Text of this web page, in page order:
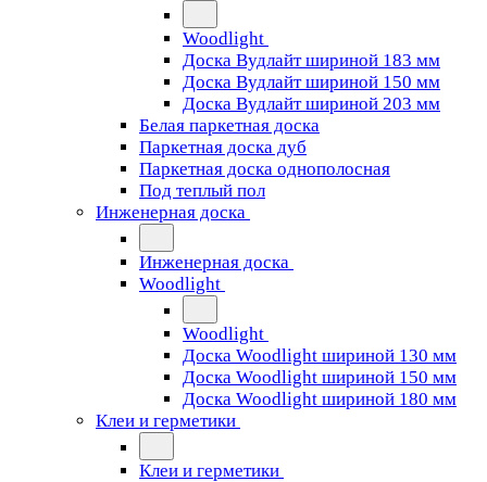
Woodlight
Доска Вудлайт шириной 183 мм
Доска Вудлайт шириной 150 мм
Доска Вудлайт шириной 203 мм
Белая паркетная доска
Паркетная доска дуб
Паркетная доска однополосная
Под теплый пол
Инженерная доска
Инженерная доска
Woodlight
Woodlight
Доска Woodlight шириной 130 мм
Доска Woodlight шириной 150 мм
Доска Woodlight шириной 180 мм
Клеи и герметики
Клеи и герметики